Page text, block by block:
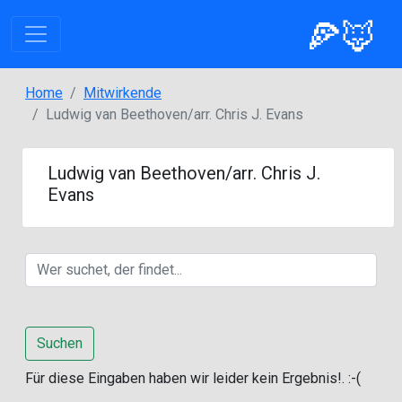
🍕🦊
Home
Mitwirkende
Ludwig van Beethoven/arr. Chris J. Evans
Ludwig van Beethoven/arr. Chris J.
Evans
Suchen
Für diese Eingaben haben wir leider kein Ergebnis!. :-(